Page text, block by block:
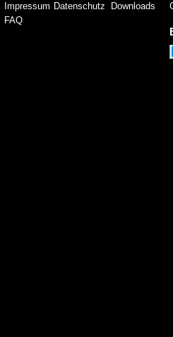
Impressum
FAQ
Datenschutz
Downloads